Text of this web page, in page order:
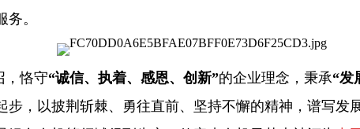
。
，恪守“诚信、执着、感恩、创新”的企业理念，秉承“发
步，以披荆斩棘、勇往直前、坚持不懈的精神，谱写发